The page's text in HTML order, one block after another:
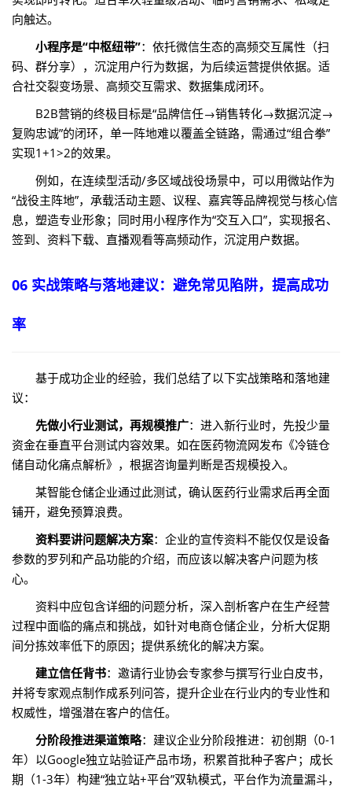
向触达。
小程序是“中枢纽带”：依托微信生态的高频交互属性（扫
码、群分享），沉淀用户行为数据，为后续运营提供依据。适
合社交裂变场景、高频交互需求、数据集成闭环。
B2B营销的终极目标是“品牌信任→销售转化→数据沉淀→
复购忠诚”的闭环，单一阵地难以覆盖全链路，需通过“组合拳”
实现1+1>2的效果。
例如，在连续型活动/多区域战役场景中，可以用微站作为
“战役主阵地”，承载活动主题、议程、嘉宾等品牌视觉与核心信
息，塑造专业形象；同时用小程序作为“交互入口”，实现报名、
签到、资料下载、直播观看等高频动作，沉淀用户数据。
06 实战策略与落地建议：避免常见陷阱，提高成功
率
基于成功企业的经验，我们总结了以下实战策略和落地建
议：
先做小行业测试，再规模推广：进入新行业时，先投少量
资金在垂直平台测试内容效果。如在医药物流网发布《冷链仓
储自动化痛点解析》，根据咨询量判断是否规模投入。
某智能仓储企业通过此测试，确认医药行业需求后再全面
铺开，避免预算浪费。
资料要讲问题解决方案：企业的宣传资料不能仅仅是设备
参数的罗列和产品功能的介绍，而应该以解决客户问题为核
心。
资料中应包含详细的问题分析，深入剖析客户在生产经营
过程中面临的痛点和挑战，如针对电商仓储企业，分析大促期
间分拣效率低下的原因；提供系统化的解决方案。
建立信任背书：邀请行业协会专家参与撰写行业白皮书，
并将专家观点制作成系列问答，提升企业在行业内的专业性和
权威性，增强潜在客户的信任。
分阶段推进渠道策略：建议企业分阶段推进：初创期（0-1
年）以Google独立站验证产品市场，积累首批种子客户；成长
期（1-3年）构建“独立站+平台”双轨模式，平台作为流量漏斗，